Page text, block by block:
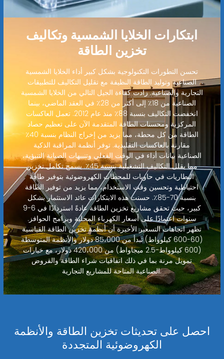
ابتكارات الخلايا الشمسية وتكاليف
تخزين الطاقة
تحسن التطورات التكنولوجية بشكل كبير أداء الخلايا الشمسية
الصناعية وتوليد الطاقة النظيفة مع تقليل التكاليف للتطبيقات
التجارية والصناعية. زادت كفاءة الجيل التالي من الخلايا الشمسية
الصناعية من 18٪ إلى أكثر من 28٪ في العقد الماضي، بينما
انخفضت التكاليف بنسبة 88٪ منذ عام 2012. تعمل العاكسات
المركزية ومحسنات الطاقة المتقدمة الآن على تعظيم حصاد
الطاقة من كل محطة، مما يزيد من إخراج النظام بنسبة 40٪
مقارنة بالعاكسات التقليدية. توفر أنظمة المراقبة الذكية
الصناعية بيانات أداء في الوقت الفعلي وتنبيهات الصيانة التنبؤية،
مما يقلل التكاليف التشغيلية بنسبة 45٪. يسمح تكامل تخزين
البطاريات في حاويات للمحطات الكهروضوئية بتوفير طاقة
احتياطية وتحسين وقت الاستخدام، مما يزيد من توفير الطاقة
بنسبة 70-85٪. حسنت هذه الابتكارات عائد الاستثمار بشكل
كبير، حيث تحقق مشاريع تخزين الطاقة عادةً استردادًا في 6-9
سنوات اعتمادًا على أسعار الكهرباء المحلية وبرامج الحوافز.
تظهر اتجاهات التسعير الأخيرة أن أنظمة تخزين الطاقة القياسية
(60-600 كيلوواط) تبدأ من 85،000 دولار والأنظمة المتوسطة
(600 كيلوواط-2.5 ميجاواط) من 420،000 دولار، مع خيارات
تمويل مرنة بما في ذلك اتفاقيات شراء الطاقة والقروض
الصناعية المتاحة للمشاريع التجارية.
احصل على تحديثات تخزين الطاقة والأنظمة
الكهروضوئية المتجددة